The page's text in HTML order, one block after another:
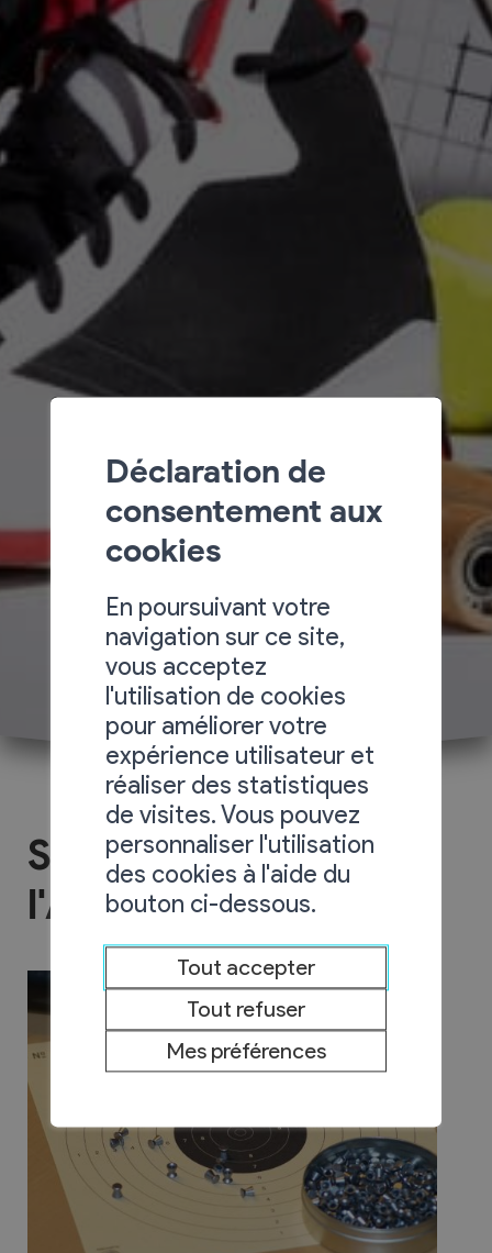
Société de tir
l'Ardévaz
Déclaration de
consentement aux
cookies
En poursuivant votre
navigation sur ce site,
vous acceptez
l'utilisation de cookies
pour améliorer votre
expérience utilisateur et
réaliser des statistiques
de visites. Vous pouvez
personnaliser l'utilisation
des cookies à l'aide du
bouton ci-dessous.
Tout accepter
Tout refuser
Mes préférences